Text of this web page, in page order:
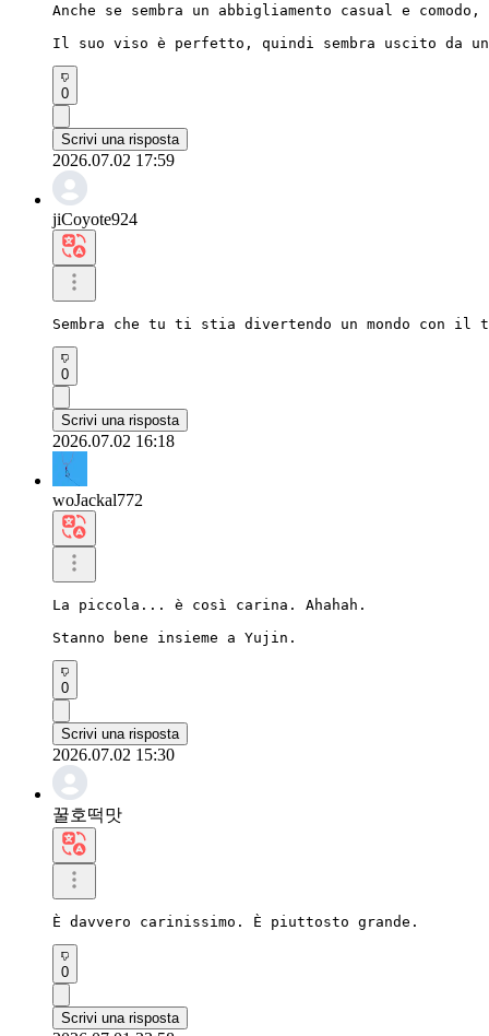
Anche se sembra un abbigliamento casual e
Il suo viso è perfetto, quindi sembra uscito da
0
Scrivi una risposta
2026.07.02 17:59
jiCoyote924
Sembra che tu ti stia divertendo un mondo con il
0
Scrivi una risposta
2026.07.02 16:18
woJackal772
La piccola... è così carina. Ahahah.
Stanno bene insieme a Yujin.
0
Scrivi una risposta
2026.07.02 15:30
꿀호떡맛
È davvero carinissimo. È piuttosto grande.
0
Scrivi una risposta